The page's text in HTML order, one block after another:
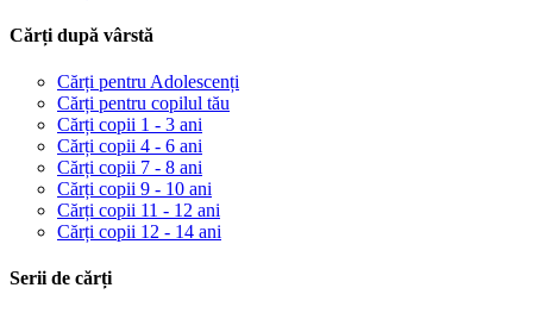
Cărți după vârstă
Cărți pentru Adolescenți
Cărți pentru copilul tău
Cărți copii 1 - 3 ani
Cărți copii 4 - 6 ani
Cărți copii 7 - 8 ani
Cărți copii 9 - 10 ani
Cărți copii 11 - 12 ani
Cărți copii 12 - 14 ani
Serii de cărți